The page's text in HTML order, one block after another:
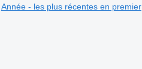
Année - les plus récentes en premier